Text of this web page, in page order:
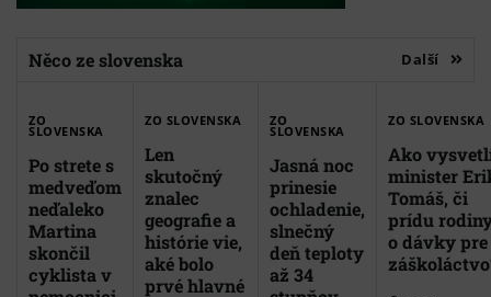
Něco ze slovenska Další
ZO
SLOVENSKA
Po strete s
medveďom
neďaleko
Martina
skončil
cyklista v
ZO SLOVENSKA
Len
skutočný
znalec
geografie a
histórie vie,
aké bolo
prvé hlavné
ZO
SLOVENSKA
Jasná noc
prinesie
ochladenie,
slnečný
deň teploty
až 34
ZO SLOVENSKA
Ako
minister
Tomáš, či
prídu
o dávky pre